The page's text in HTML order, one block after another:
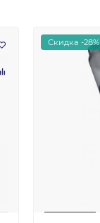
Скидка -28%